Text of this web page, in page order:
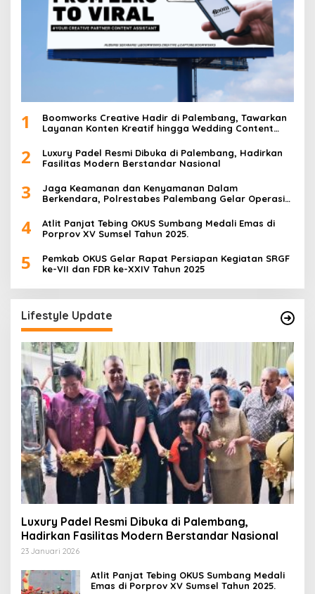
1
Boomworks Creative Hadir di Palembang, Tawarkan
Layanan Konten Kreatif hingga Wedding Content
2
Luxury Padel Resmi Dibuka di Palembang, Hadirkan
Fasilitas Modern Berstandar Nasional
3
Jaga Keamanan dan Kenyamanan Dalam
Berkendara, Polrestabes Palembang Gelar Operasi
4
Atlit Panjat Tebing OKUS Sumbang Medali Emas di
Porprov XV Sumsel Tahun 2025.
5
Pemkab OKUS Gelar Rapat Persiapan Kegiatan SRGF
ke-VII dan FDR ke-XXIV Tahun 2025
Lifestyle Update
Luxury Padel Resmi Dibuka di Palembang,
Hadirkan Fasilitas Modern Berstandar Nasional
23 Januari 2026
Atlit Panjat Tebing OKUS Sumbang Medali
Emas di Porprov XV Sumsel Tahun 2025.